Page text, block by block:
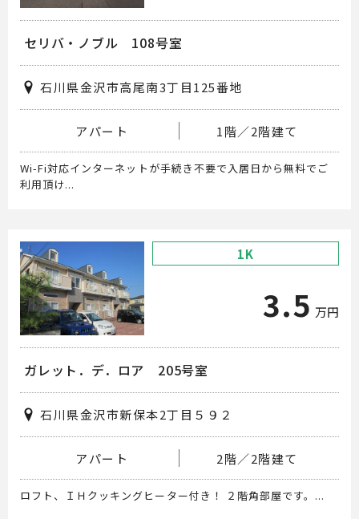
セリバ・ノブル 108号室
石川県金沢市高尾南3丁目125番地
アパート 1階／2階建て
Wi-Fi対応インターネットが手続き不要で入居日から無料でご
利用頂け...
1K
3.5 万円
ガレット．デ．ロア 205号室
石川県金沢市新保本2丁目５９２
アパート 2階／2階建て
ロフト、ＩＨクッキングヒーター付き！ ２階角部屋です。...